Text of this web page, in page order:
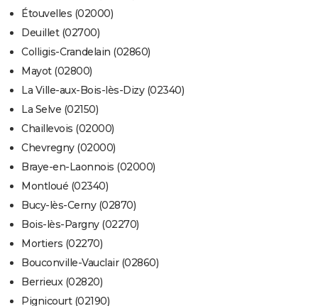
Étouvelles (02000)
Deuillet (02700)
Colligis-Crandelain (02860)
Mayot (02800)
La Ville-aux-Bois-lès-Dizy (02340)
La Selve (02150)
Chaillevois (02000)
Chevregny (02000)
Braye-en-Laonnois (02000)
Montloué (02340)
Bucy-lès-Cerny (02870)
Bois-lès-Pargny (02270)
Mortiers (02270)
Bouconville-Vauclair (02860)
Berrieux (02820)
Pignicourt (02190)